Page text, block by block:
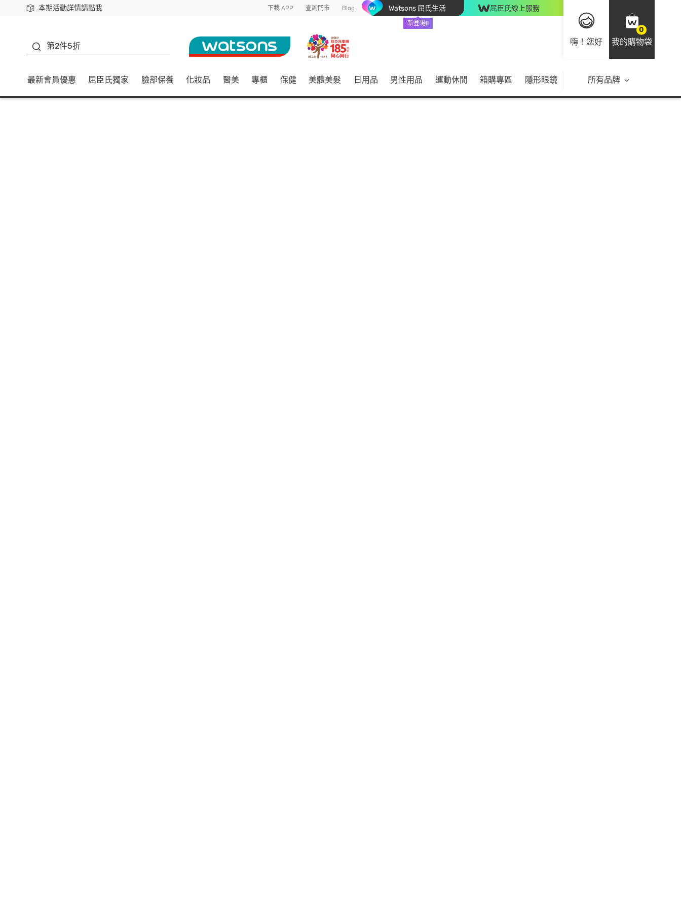
本期活動詳情請點我
下載app最高回饋$350 下載 APP 查詢門市 Blog Watsons 屈氏生活
新登場!!
屈臣氏線上服務
嗨！您好
0
我的購物袋
第2件5折
最新會員優惠 屈臣氏獨家 臉部保養 化妝品 醫美 專櫃 保健 美體美髮 日用品 男性用品 運動休閒 箱購專區 隱形眼鏡 所有品牌